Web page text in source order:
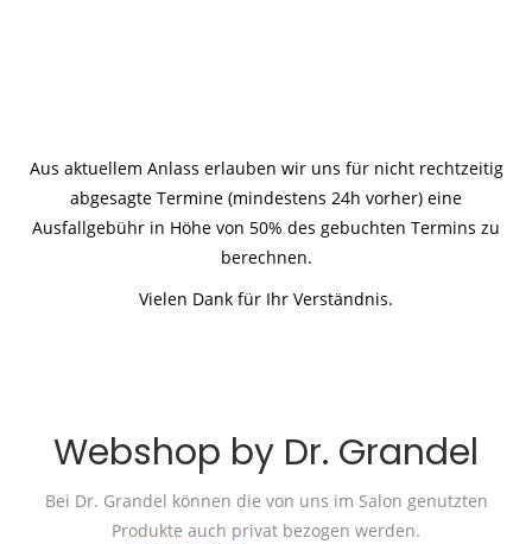
Aus aktuellem Anlass erlauben wir uns für nicht rechtzeitig
abgesagte Termine (mindestens 24h vorher) eine
Ausfallgebühr in Höhe von 50% des gebuchten Termins zu
berechnen.
Vielen Dank für Ihr Verständnis.
Webshop by Dr. Grandel
Bei Dr. Grandel können die von uns im Salon genutzten
Produkte auch privat bezogen werden.